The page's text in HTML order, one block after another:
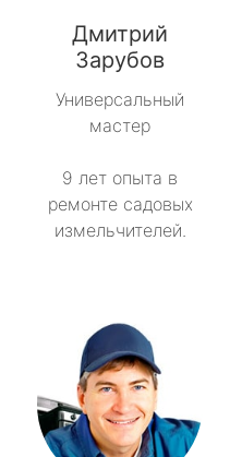
Дмитрий
Зарубов
Универсальный
мастер
9 лет опыта в
ремонте садовых
измельчителей.